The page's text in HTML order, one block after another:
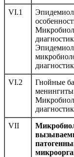
VI.1
VI.2
Гнойные
VII